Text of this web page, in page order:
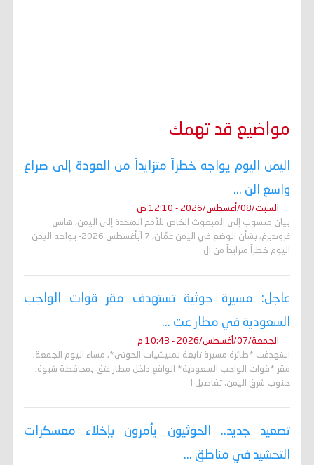
مواضيع قد تهمك
اليمن اليوم يواجه خطراً متزايداً من العودة إلى صراع
واسع الن ...
السبت/08/أغسطس/2026 - 12:10 ص
بيان منسوب إلى المبعوث الخاص للأمم المتحدة إلى اليمن، هانس
غروندبرغ، بشأن الوضع في اليمن عمّان، 7 آبأغسطس 2026- يواجه اليمن
اليوم خطراً متزايداً من ال
عاجل: مسيرة حوثية تستهدف مقر قوات الواجب
السعودية في مطار عت ...
الجمعة/07/أغسطس/2026 - 10:43 م
استهدفت *طائرة مسيرة تابعة لمليشيات الحوثي*، مساء اليوم الجمعة،
مقر *قوات الواجب السعودية* الواقع داخل مطار عتق بمحافظة شبوة،
جنوب شرق اليمن. تفاصيل ا
تصعيد جديد.. الحوثيون يأمرون بإخلاء معسكرات
التحشيد في مناطق ...